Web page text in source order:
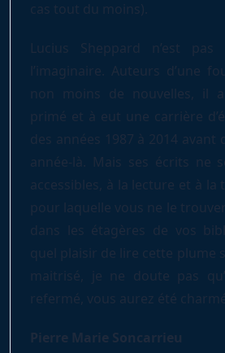
cas tout du moins).
Lucius Sheppard n’est
l’imaginaire. Auteurs d’une
non moins de nouvelles, il
primé et à eut une carrière
des années 1987 à 2014 avant
année-là. Mais ses écrits ne
accessibles, à la lecture et à la
pour laquelle vous ne le
dans les étagères de vos
quel plaisir de lire cette plume
maitrisé, je ne doute pas
refermé, vous aurez été
Pierre Marie Soncarrieu